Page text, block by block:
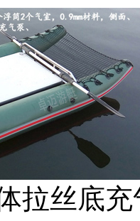
拉丝底